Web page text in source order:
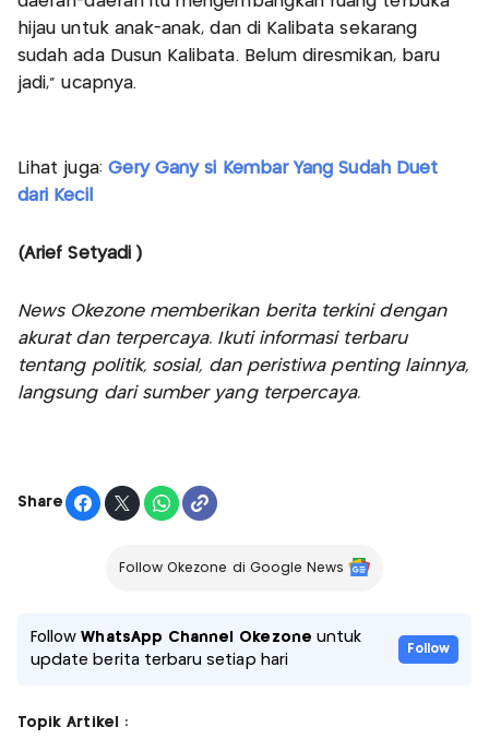
hijau untuk anak-anak, dan di Kalibata sekarang
sudah ada Dusun Kalibata. Belum diresmikan, baru
jadi,” ucapnya.
Lihat juga: Gery Gany si Kembar Yang Sudah Duet
dari Kecil
(Arief Setyadi )
News Okezone memberikan berita terkini dengan
akurat dan terpercaya. Ikuti informasi terbaru
tentang politik, sosial, dan peristiwa penting lainnya,
langsung dari sumber yang terpercaya.
Share
Follow Okezone di Google News
FollowWhatsApp Channel Okezone untuk
update berita terbaru setiap hari
Follow
Topik Artikel :